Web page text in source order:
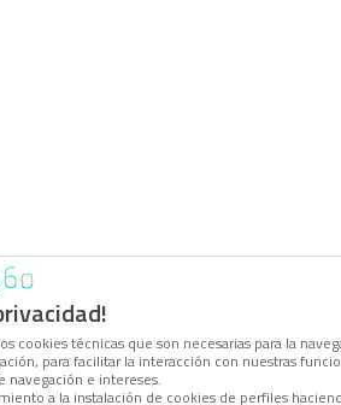
cookies técnicas que son necesarias para la
para facilitar la interacción con nuestras
navegación e intereses.
a la instalación de cookies de perfiles